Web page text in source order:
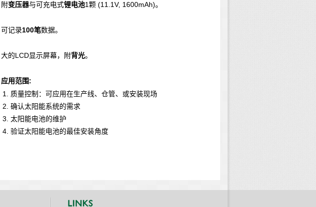
附变压器与可充电式锂电池1 颗 (11.1V, 1600mAh)。
可记录100笔数据。
大的LCD显示屏幕，附背光。
应用范围 :
1. 质量控制：可应用在生产线、仓管、或安装现场
2. 确认太阳能系统的需求
3. 太阳能电池的维护
4. 验证太阳能电池的最佳安装角度